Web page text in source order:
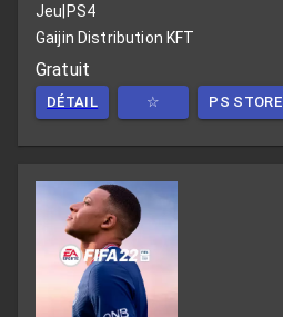
Jeu|PS4
Gaijin Distribution KFT
Gratuit
DÉTAIL ☆ PS STORE